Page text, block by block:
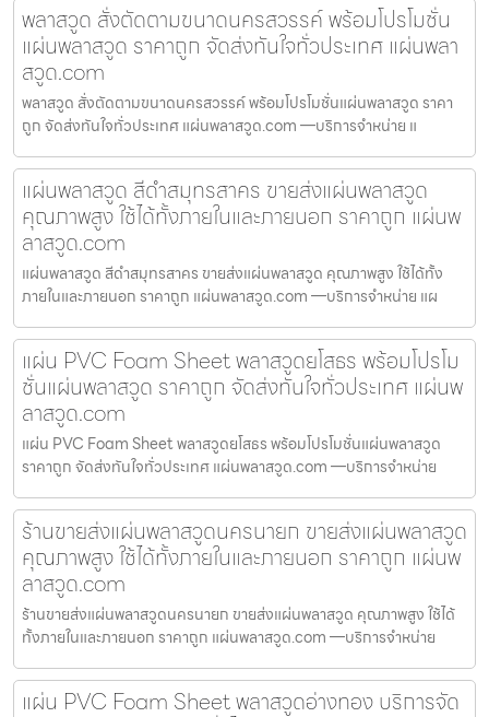
พลาสวูด สั่งตัดตามขนาดนครสวรรค์ พร้อมโปรโมชั่น
แผ่นพลาสวูด ราคาถูก จัดส่งทันใจทั่วประเทศ แผ่นพลา
สวูด.com
พลาสวูด สั่งตัดตามขนาดนครสวรรค์ พร้อมโปรโมชั่นแผ่นพลาสวูด ราคา
ถูก จัดส่งทันใจทั่วประเทศ แผ่นพลาสวูด.com —บริการจำหน่าย แ
แผ่นพลาสวูด สีดำสมุทรสาคร ขายส่งแผ่นพลาสวูด
คุณภาพสูง ใช้ได้ทั้งภายในและภายนอก ราคาถูก แผ่นพ
ลาสวูด.com
แผ่นพลาสวูด สีดำสมุทรสาคร ขายส่งแผ่นพลาสวูด คุณภาพสูง ใช้ได้ทั้ง
ภายในและภายนอก ราคาถูก แผ่นพลาสวูด.com —บริการจำหน่าย แผ
แผ่น PVC Foam Sheet พลาสวูดยโสธร พร้อมโปรโม
ชั่นแผ่นพลาสวูด ราคาถูก จัดส่งทันใจทั่วประเทศ แผ่นพ
ลาสวูด.com
แผ่น PVC Foam Sheet พลาสวูดยโสธร พร้อมโปรโมชั่นแผ่นพลาสวูด
ราคาถูก จัดส่งทันใจทั่วประเทศ แผ่นพลาสวูด.com —บริการจำหน่าย
ร้านขายส่งแผ่นพลาสวูดนครนายก ขายส่งแผ่นพลาสวูด
คุณภาพสูง ใช้ได้ทั้งภายในและภายนอก ราคาถูก แผ่นพ
ลาสวูด.com
ร้านขายส่งแผ่นพลาสวูดนครนายก ขายส่งแผ่นพลาสวูด คุณภาพสูง ใช้ได้
ทั้งภายในและภายนอก ราคาถูก แผ่นพลาสวูด.com —บริการจำหน่าย
แผ่น PVC Foam Sheet พลาสวูดอ่างทอง บริการจัด